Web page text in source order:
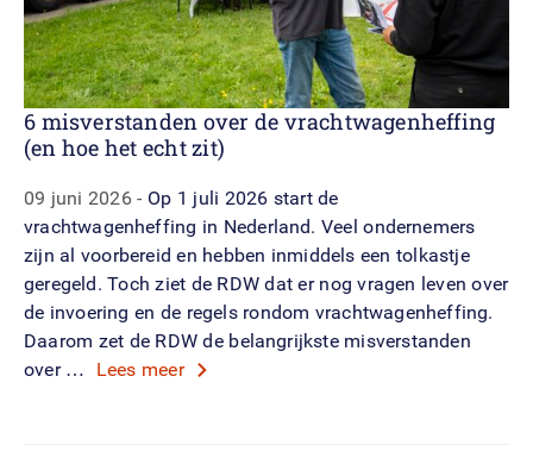
6 misverstanden over de vrachtwagenheffing
(en hoe het echt zit)
09 juni 2026
Op 1 juli 2026 start de
vrachtwagenheffing in Nederland. Veel ondernemers
zijn al voorbereid en hebben inmiddels een tolkastje
geregeld. Toch ziet de RDW dat er nog vragen leven over
de invoering en de regels rondom vrachtwagenheffing.
Daarom zet de RDW de belangrijkste misverstanden
over …
Lees meer